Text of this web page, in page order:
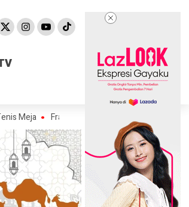
Fraksi Golkar DPRD Pemalang Salurkan